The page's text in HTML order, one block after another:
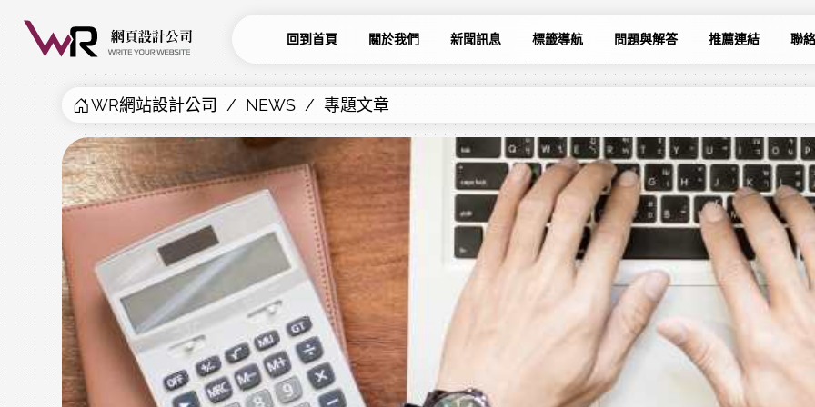
回到首頁 關於我們 新聞訊息 標籤導航 問題與解答 推薦連結 聯
WR網站設計公司 NEWS 專題文章